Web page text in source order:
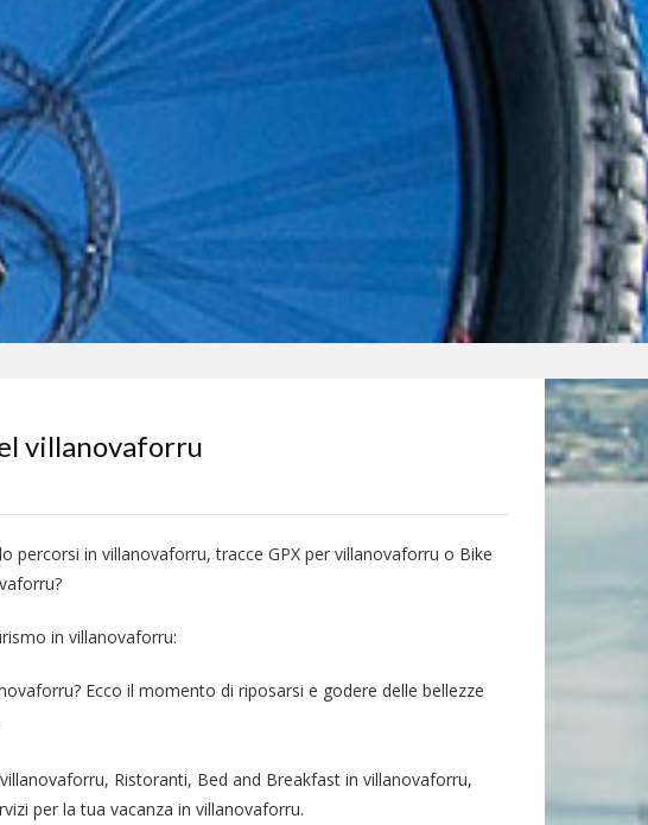
villanovaforru
percorsi in villanovaforru, tracce GPX per villanovaforru o Bike
in villanovaforru:
Ecco il momento di riposarsi e godere delle bellezze
Ristoranti, Bed and Breakfast in villanovaforru,
per la tua vacanza in villanovaforru.